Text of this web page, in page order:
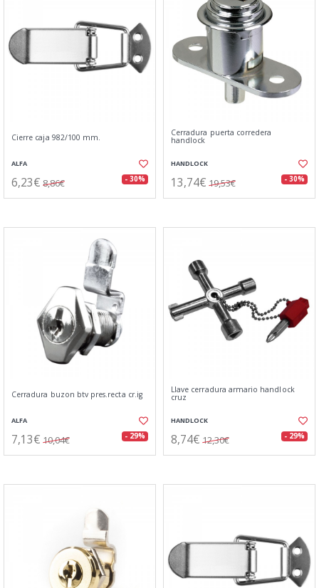
Cierre caja 982/100 mm.
ALFA
6,23€ 8,86€ - 30%
Cerradura puerta corredera
handlock
HANDLOCK
13,74€ 19,53€ - 30%
Cerradura buzon btv pres.recta cr.ig
ALFA
7,13€ 10,04€ - 29%
Llave cerradura armario handlock
cruz
HANDLOCK
8,74€ 12,30€ - 29%